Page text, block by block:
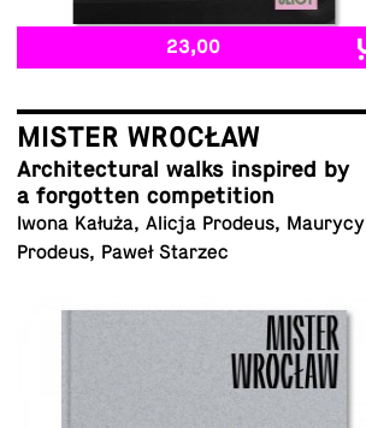
23,00
MISTER WROCŁAW
Ar­chi­tec­tural walks in­spired by
a for­got­ten competition
Iwona Kałuża, Alicja Prodeus, Maurycy
Prodeus, Paweł Starzec